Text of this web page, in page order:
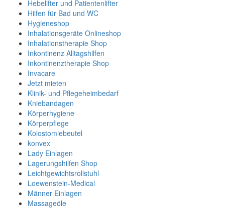
Hebelifter und Patientenlifter
Hilfen für Bad und WC
Hygieneshop
Inhalationsgeräte Onlineshop
Inhalationstherapie Shop
Inkontinenz Alltagshilfen
Inkontinenztherapie Shop
Invacare
Jetzt mieten
Klinik- und Pflegeheimbedarf
Kniebandagen
Körperhygiene
Körperpflege
Kolostomiebeutel
konvex
Lady Einlagen
Lagerungshilfen Shop
Leichtgewichtsrollstuhl
Loewenstein-Medical
Männer Einlagen
Massageöle